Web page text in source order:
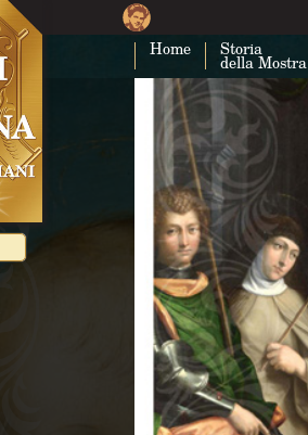
Home Storia
della Mostra